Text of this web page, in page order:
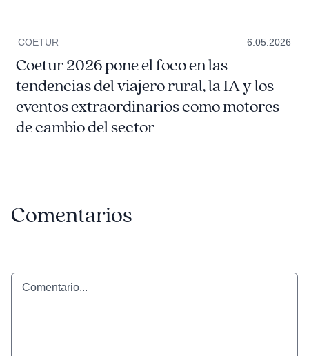
COETUR 6.05.2026
Coetur 2026 pone el foco en las
tendencias del viajero rural, la IA y los
eventos extraordinarios como motores
de cambio del sector
Comentarios
Comentario